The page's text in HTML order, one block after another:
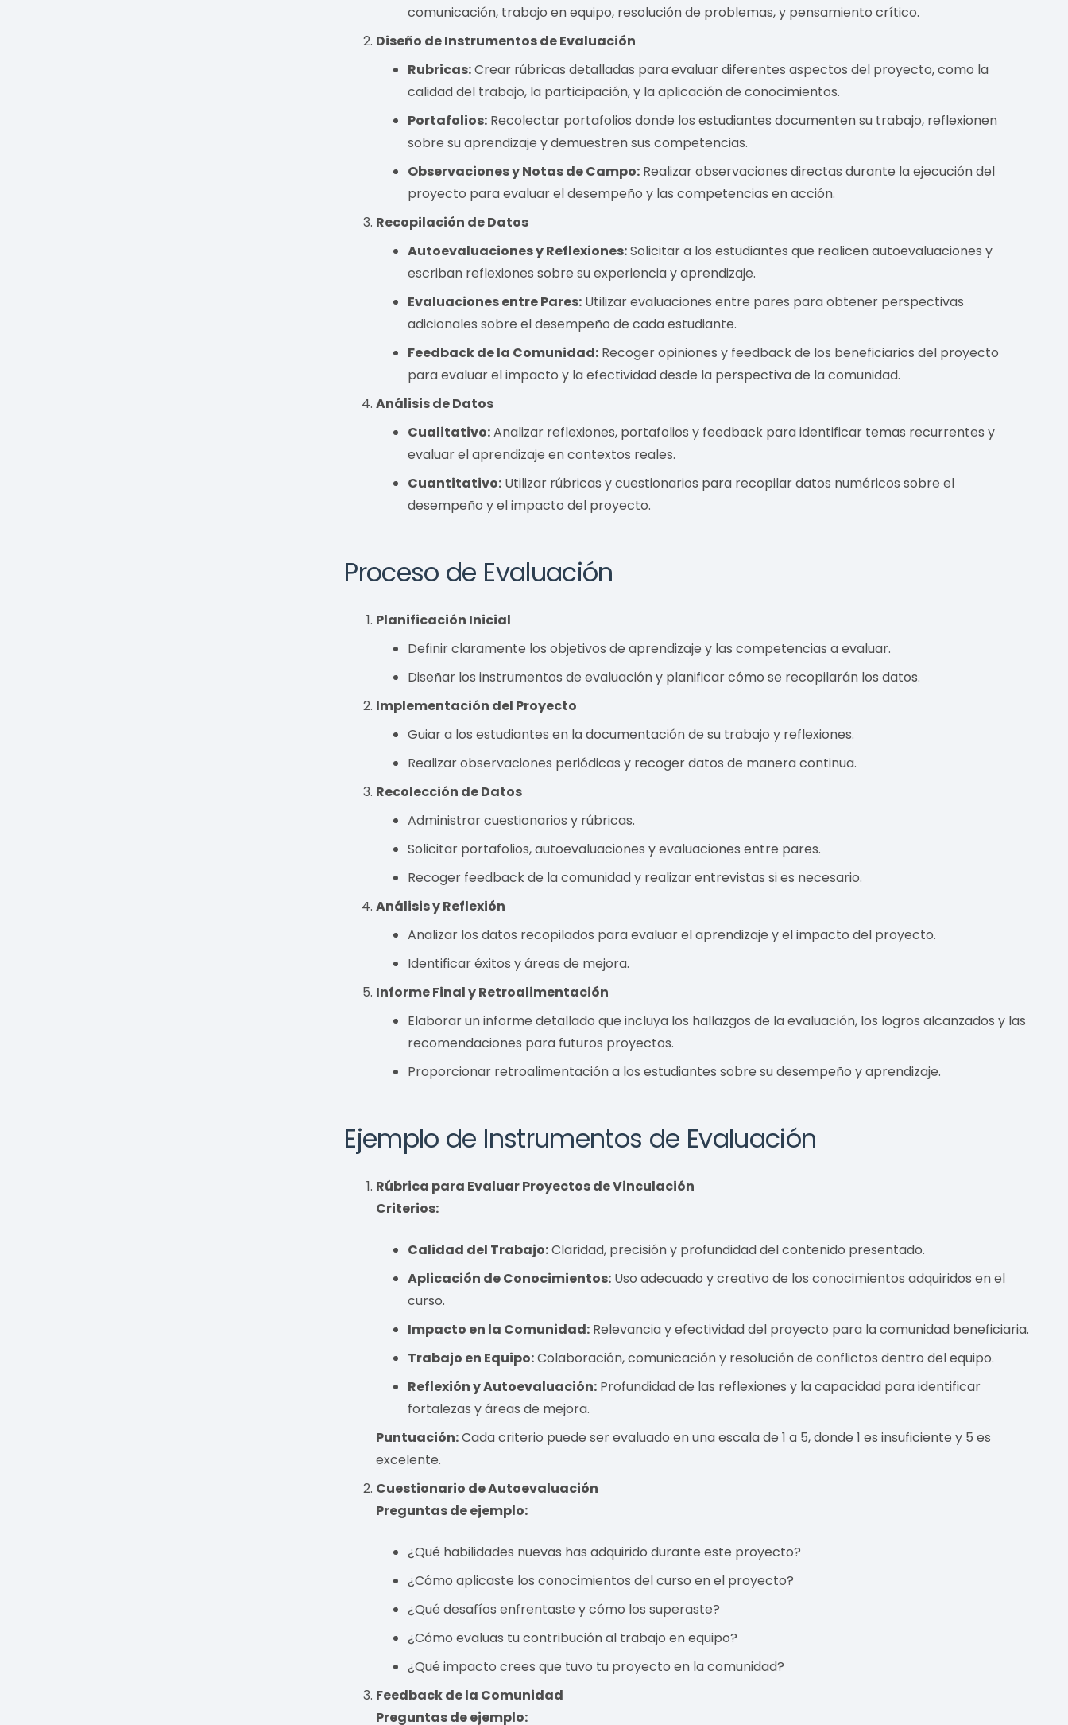
comunicación, trabajo en equipo, resolución de problemas, y pensamiento crítico.
Diseño de Instrumentos de Evaluación
Rubricas:Crear rúbricas detalladas para evaluar diferentes aspectos del proyecto, como la
calidad del trabajo, la participación, y la aplicación de conocimientos.
Portafolios: Recolectar portafolios donde los estudiantes documenten su trabajo, reflexionen
sobre su aprendizaje y demuestren sus competencias.
Observaciones y Notas de Campo: Realizar observaciones directas durante la ejecución del
proyecto para evaluar el desempeño y las competencias en acción.
Recopilación de Datos
Autoevaluaciones y Reflexiones:Solicitar a los estudiantes que realicen autoevaluaciones y
escriban reflexiones sobre su experiencia y aprendizaje.
Evaluaciones entre Pares: Utilizar evaluaciones entre pares para obtener perspectivas
adicionales sobre el desempeño de cada estudiante.
Feedback de la Comunidad: Recoger opiniones y feedback de los beneficiarios del proyecto
para evaluar el impacto y la efectividad desde la perspectiva de la comunidad.
Análisis de Datos
Cualitativo:Analizar reflexiones, portafolios y feedback para identificar temas recurrentes y
evaluar el aprendizaje en contextos reales.
Cuantitativo: Utilizar rúbricas y cuestionarios para recopilar datos numéricos sobre el
desempeño y el impacto del proyecto.
Proceso de Evaluación
Planificación Inicial
Definir claramente los objetivos de aprendizaje y las competencias a evaluar.
Diseñar los instrumentos de evaluación y planificar cómo se recopilarán los datos.
Implementación del Proyecto
Guiar a los estudiantes en la documentación de su trabajo y reflexiones.
Realizar observaciones periódicas y recoger datos de manera continua.
Recolección de Datos
Administrar cuestionarios y rúbricas.
Solicitar portafolios, autoevaluaciones y evaluaciones entre pares.
Recoger feedback de la comunidad y realizar entrevistas si es necesario.
Análisis y Reflexión
Analizar los datos recopilados para evaluar el aprendizaje y el impacto del proyecto.
Identificar éxitos y áreas de mejora.
Informe Final y Retroalimentación
Elaborar un informe detallado que incluya los hallazgos de la evaluación, los logros alcanzados y las
recomendaciones para futuros proyectos.
Proporcionar retroalimentación a los estudiantes sobre su desempeño y aprendizaje.
Ejemplo de Instrumentos de Evaluación
Rúbrica para Evaluar Proyectos de Vinculación
Criterios:
Calidad del Trabajo:Claridad, precisión y profundidad del contenido presentado.
Aplicación de Conocimientos: Uso adecuado y creativo de los conocimientos adquiridos en el
curso.
Impacto en la Comunidad: Relevancia y efectividad del proyecto para la comunidad beneficiaria.
Trabajo en Equipo:Colaboración, comunicación y resolución de conflictos dentro del equipo.
Reflexión y Autoevaluación: Profundidad de las reflexiones y la capacidad para identificar
fortalezas y áreas de mejora.
Puntuación:Cada criterio puede ser evaluado en una escala de 1 a 5, donde 1 es insuficiente y 5 es
excelente.
Cuestionario de Autoevaluación
Preguntas de ejemplo:
¿Qué habilidades nuevas has adquirido durante este proyecto?
¿Cómo aplicaste los conocimientos del curso en el proyecto?
¿Qué desafíos enfrentaste y cómo los superaste?
¿Cómo evaluas tu contribución al trabajo en equipo?
¿Qué impacto crees que tuvo tu proyecto en la comunidad?
Feedback de la Comunidad
Preguntas de ejemplo: